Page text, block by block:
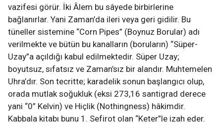
vazifesi görür. İki Âlem bu sâyede birbirlerine
bağlanırlar. Yani Zaman’da ileri veya geri gidilir. Bu
tüneller sistemine “Corn Pipes” (Boynuz Borular) adı
verilmekte ve bütün bu kanalların (boruların) “Süper-
Uzay”a açıldığı kabul edilmektedir. Süper Uzay;
boyutsuz, sıfatsız ve Zaman’sız bir alandır. Muhtemelen
Uhra’dır. Son tecritte; karadelik sonun başlangıcı olup,
orada mutlak soğukluk (eksi 273,16 santigrad derece
yani “0” Kelvin) ve Hiçlik (Nothingness) hâkimdir.
Kabbala kitabı bunu 1. Sefirot olan “Keter”le izah eder.